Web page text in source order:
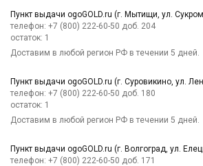
Пункт выдачи ogoGOLD.ru (г. Мытищи, ул.
телефон: +7 (800) 222-60-50 доб. 204
остаток: 1
Доставим в любой регион РФ в течении 5 дней.
Пункт выдачи ogoGOLD.ru (г. Суровикино, ул.
телефон: +7 (800) 222-60-50 доб. 180
остаток: 1
Доставим в любой регион РФ в течении 5 дней.
Пункт выдачи ogoGOLD.ru (г. Волгоград, ул.
телефон: +7 (800) 222-60-50 доб. 171